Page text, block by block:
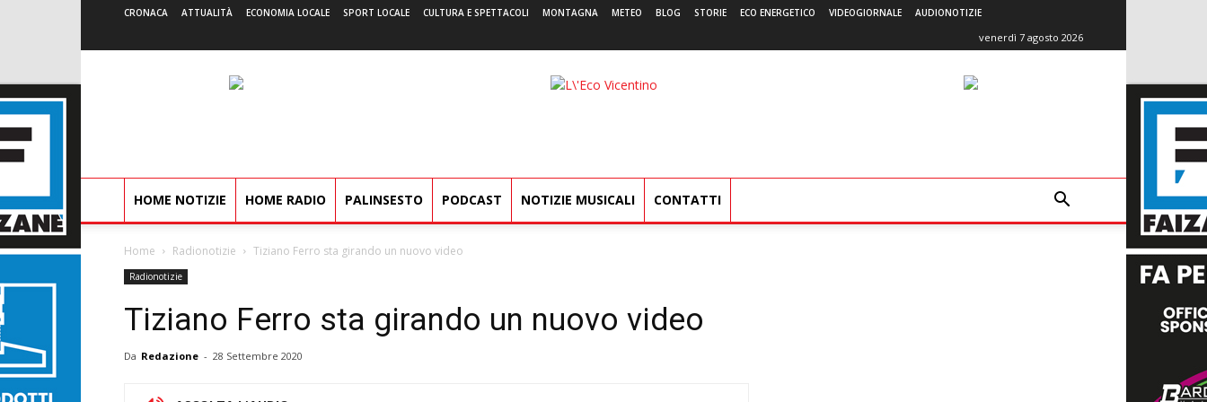
CRONACA ATTUALITÀ ECONOMIA LOCALE SPORT LOCALE CULTURA E SPETTACOLI MONTAGNA METEO BLOG STORIE ECO ENERGETICO VIDEOGIORNALE AUDIONOTIZIE
venerdì 7 agosto 2026
L'Eco
HOME NOTIZIE HOME RADIO PALINSESTO PODCAST NOTIZIE MUSICALI CONTATTI
Home Radionotizie Tiziano Ferro sta girando un nuovo video
Radionotizie
Tiziano Ferro sta girando un nuovo video
Da Redazione - 28 Settembre 2020